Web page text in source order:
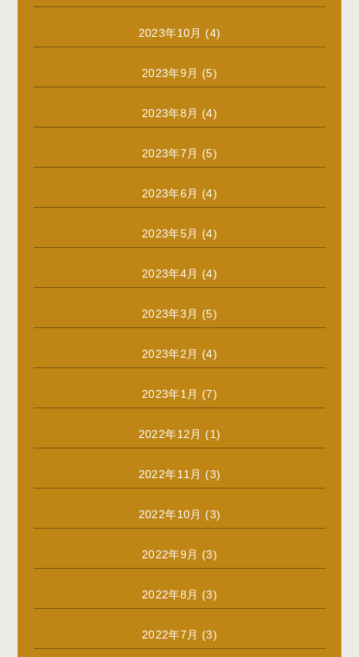
2023年10月 (4)
2023年9月 (5)
2023年8月 (4)
2023年7月 (5)
2023年6月 (4)
2023年5月 (4)
2023年4月 (4)
2023年3月 (5)
2023年2月 (4)
2023年1月 (7)
2022年12月 (1)
2022年11月 (3)
2022年10月 (3)
2022年9月 (3)
2022年8月 (3)
2022年7月 (3)